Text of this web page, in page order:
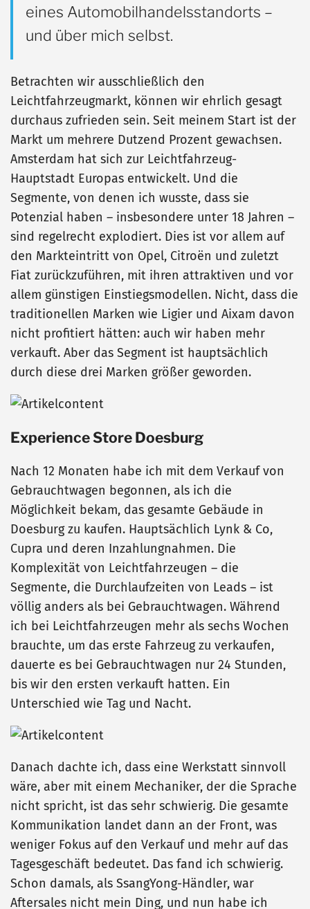
eines Automobilhandelsstandorts –
und über mich selbst.
Betrachten wir ausschließlich den
Leichtfahrzeugmarkt, können wir ehrlich gesagt
durchaus zufrieden sein. Seit meinem Start ist der
Markt um mehrere Dutzend Prozent gewachsen.
Amsterdam hat sich zur Leichtfahrzeug-
Hauptstadt Europas entwickelt. Und die
Segmente, von denen ich wusste, dass sie
Potenzial haben – insbesondere unter 18 Jahren –
sind regelrecht explodiert. Dies ist vor allem auf
den Markteintritt von Opel, Citroën und zuletzt
Fiat zurückzuführen, mit ihren attraktiven und vor
allem günstigen Einstiegsmodellen. Nicht, dass die
traditionellen Marken wie Ligier und Aixam davon
nicht profitiert hätten: auch wir haben mehr
verkauft. Aber das Segment ist hauptsächlich
durch diese drei Marken größer geworden.
Experience Store Doesburg
Nach 12 Monaten habe ich mit dem Verkauf von
Gebrauchtwagen begonnen, als ich die
Möglichkeit bekam, das gesamte Gebäude in
Doesburg zu kaufen. Hauptsächlich Lynk & Co,
Cupra und deren Inzahlungnahmen. Die
Komplexität von Leichtfahrzeugen – die
Segmente, die Durchlaufzeiten von Leads – ist
völlig anders als bei Gebrauchtwagen. Während
ich bei Leichtfahrzeugen mehr als sechs Wochen
brauchte, um das erste Fahrzeug zu verkaufen,
dauerte es bei Gebrauchtwagen nur 24 Stunden,
bis wir den ersten verkauft hatten. Ein
Unterschied wie Tag und Nacht.
Danach dachte ich, dass eine Werkstatt sinnvoll
wäre, aber mit einem Mechaniker, der die Sprache
nicht spricht, ist das sehr schwierig. Die gesamte
Kommunikation landet dann an der Front, was
weniger Fokus auf den Verkauf und mehr auf das
Tagesgeschäft bedeutet. Das fand ich schwierig.
Schon damals, als SsangYong-Händler, war
Aftersales nicht mein Ding, und nun habe ich